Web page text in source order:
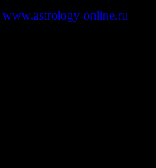
www.astrology-online.ru